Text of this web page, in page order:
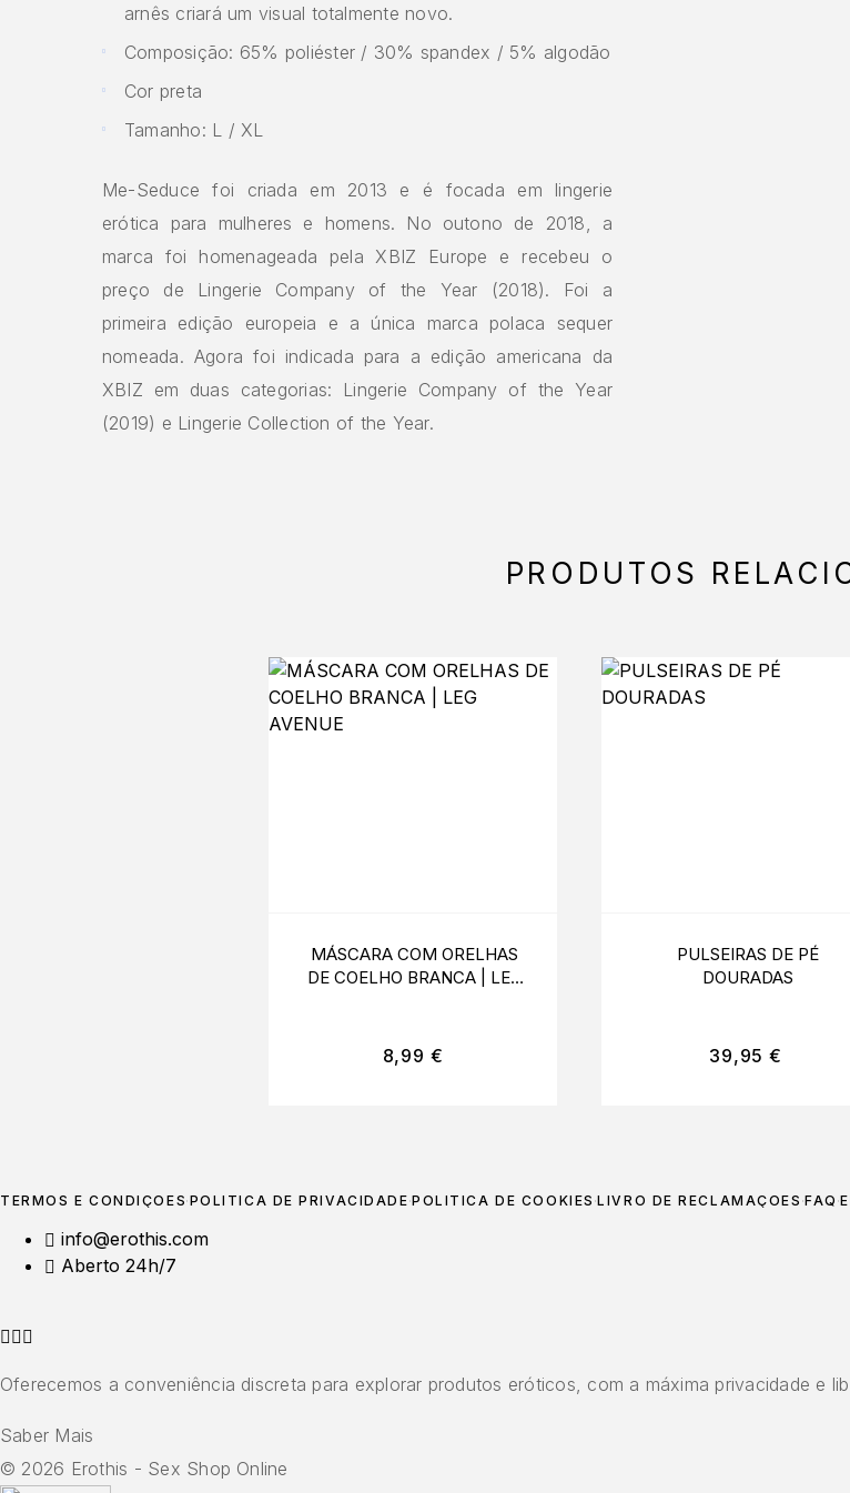
arnês criará um visual totalmente novo.
Composição: 65% poliéster / 30% spandex / 5% algodão
Cor preta
Tamanho: L / XL
Me-Seduce foi criada em 2013 e é focada em lingerie
erótica para mulheres e homens. No outono de 2018, a
marca foi homenageada pela XBIZ Europe e recebeu o
preço de Lingerie Company of the Year (2018). Foi a
primeira edição europeia e a única marca polaca sequer
nomeada. Agora foi indicada para a edição americana da
XBIZ em duas categorias: Lingerie Company of the Year
(2019) e Lingerie Collection of the Year.
PRODUTOS
MÁSCARA COM ORELHAS
DE COELHO BRANCA | LEG
8,99 €
PULSEIRAS DE PÉ
DOURADAS
39,95 €
TERMOS E CONDIÇÕESPOLÍTICA DE PRIVACIDADE POLÍTICA DE COOKIES LIVRO DE RECLAMAÇÕES FAQ
info@erothis.com
Aberto 24h/7
Oferecemos a conveniência discreta para explorar produtos eróticos, com a máxima privacidade e
Saber Mais
© 2026 Erothis - Sex Shop Online